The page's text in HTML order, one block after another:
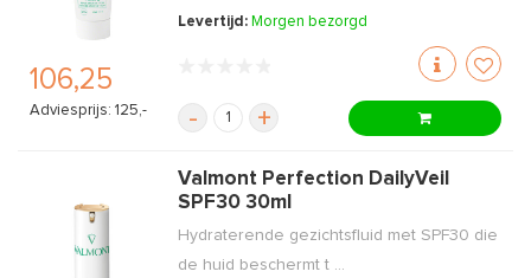
106,25
Adviesprijs: 125,-
Levertijd: Morgen bezorgd
- +
Valmont Perfection DailyVeil
SPF30 30ml
Hydraterende gezichtsfluid met SPF30 die
de huid beschermt t ...